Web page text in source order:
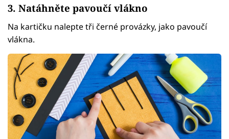
3. Natáhněte pavoučí vlákno
Na kartičku nalepte tři černé provázky, jako pavoučí
vlákna.